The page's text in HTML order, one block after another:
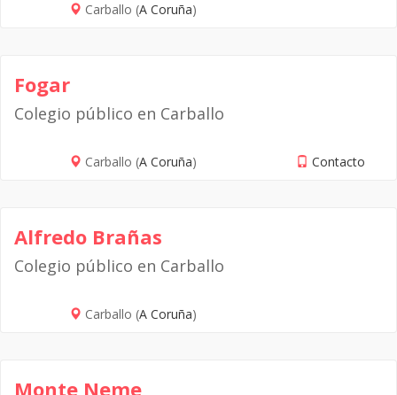
Carballo (A Coruña)
Fogar
Colegio público en Carballo
Carballo (A Coruña) Contacto
Alfredo Brañas
Colegio público en Carballo
Carballo (A Coruña)
Monte Neme